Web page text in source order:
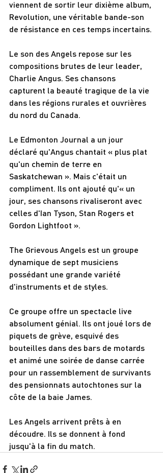
viennent de sortir leur dixième album,
Revolution, une véritable bande-son
de résistance en ces temps incertains.
Le son des Angels repose sur les
compositions brutes de leur leader,
Charlie Angus. Ses chansons
capturent la beauté tragique de la vie
dans les régions rurales et ouvrières
du nord du Canada.
Le Edmonton Journal a un jour
déclaré qu'Angus chantait « plus plat
qu'un chemin de terre en
Saskatchewan ». Mais c'était un
compliment. Ils ont ajouté qu'« un
jour, ses chansons rivaliseront avec
celles d'Ian Tyson, Stan Rogers et
Gordon Lightfoot ».
The Grievous Angels est un groupe
dynamique de sept musiciens
possédant une grande variété
d'instruments et de styles.
Ce groupe offre un spectacle live
absolument génial. Ils ont joué lors de
piquets de grève, esquivé des
bouteilles dans des bars de motards
et animé une soirée de danse carrée
pour un rassemblement de survivants
des pensionnats autochtones sur la
côte de la baie James.
Les Angels arrivent prêts à en
découdre. Ils se donnent à fond
jusqu'à la fin du match.